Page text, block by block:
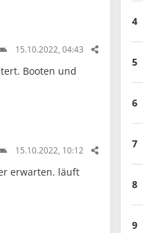
15.10.2022, 04:43
Booten und
15.10.2022, 10:12
erwarten. läuft
4
5
6
7
8
9